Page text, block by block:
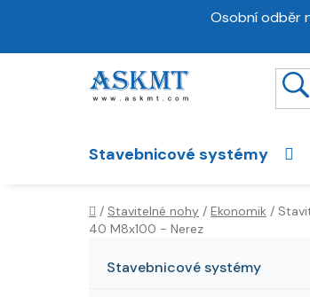
Osobní odběr
Stavebnicové systémy
Domů
/ Stavitelné nohy / Ekonomik /
40 M8x100 - Nerez
kategorie
Stavebnicové systémy